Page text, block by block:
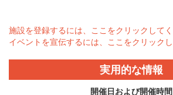
施設を登録するには、ここをクリックして
イベントを宣伝するには、ここをクリック
実用的な情報
開催日および開催時間